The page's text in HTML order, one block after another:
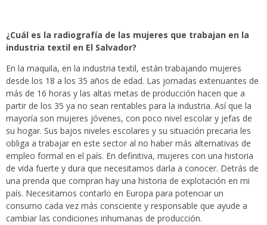
¿Cuál es la radiografía de las mujeres que trabajan en la
industria textil en El Salvador?
En la maquila, en la industria textil, están trabajando mujeres
desde los 18 a los 35 años de edad. Las jornadas extenuantes de
más de 16 horas y las altas metas de producción hacen que a
partir de los 35 ya no sean rentables para la industria. Así que la
mayoría son mujeres jóvenes, con poco nivel escolar y jefas de
su hogar. Sus bajos niveles escolares y su situación precaria les
obliga a trabajar en este sector al no haber más alternativas de
empleo formal en el país. En definitiva, mujeres con una historia
de vida fuerte y dura que necesitamos darla a conocer. Detrás de
una prenda que compran hay una historia de explotación en mi
país. Necesitamos contarlo en Europa para potenciar un
consumo cada vez más consciente y responsable que ayude a
cambiar las condiciones inhumanas de producción.